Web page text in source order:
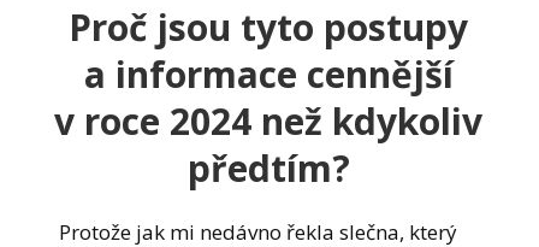
Proč jsou tyto postupy
a informace cennější
v roce 2024 než kdykoliv
předtím?
Protože jak mi nedávno řekla slečna, který